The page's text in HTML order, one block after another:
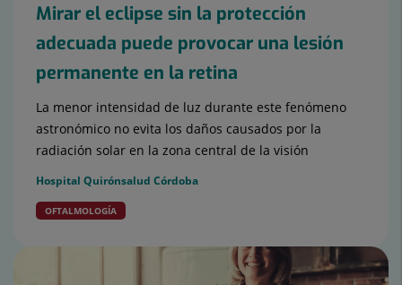
Mirar el eclipse sin la protección
adecuada puede provocar una lesión
permanente en la retina
La menor intensidad de luz durante este fenómeno
astronómico no evita los daños causados por la
radiación solar en la zona central de la visión
Hospital Quirónsalud Córdoba
OFTALMOLOGÍA